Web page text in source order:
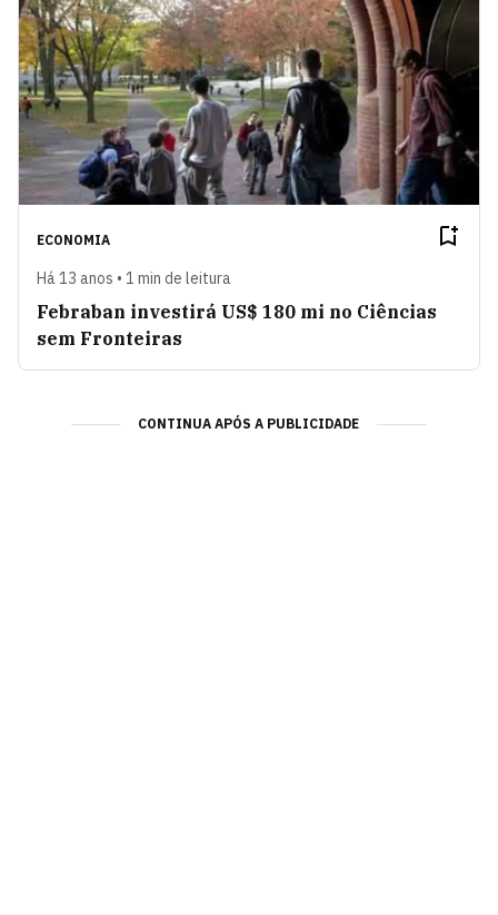
ECONOMIA
Há 13 anos • 1 min de leitura
Febraban investirá US$ 180 mi no Ciências
sem Fronteiras
CONTINUA APÓS A PUBLICIDADE